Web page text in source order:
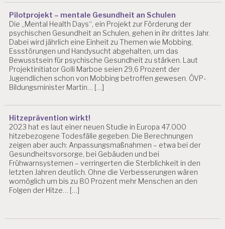
Pilotprojekt – mentale Gesundheit an Schulen
Die „Mental Health Days“, ein Projekt zur Förderung der
psychischen Gesundheit an Schulen, gehen in ihr drittes Jahr.
Dabei wird jährlich eine Einheit zu Themen wie Mobbing,
Essstörungen und Handysucht abgehalten, um das
Bewusstsein für psychische Gesundheit zu stärken. Laut
Projektinitiator Golli Marboe seien 29,6 Prozent der
Jugendlichen schon von Mobbing betroffen gewesen. ÖVP-
Bildungsminister Martin… […]
Hitzeprävention wirkt!
2023 hat es laut einer neuen Studie in Europa 47.000
hitzebezogene Todesfälle gegeben. Die Berechnungen
zeigen aber auch: Anpassungsmaßnahmen – etwa bei der
Gesundheitsvorsorge, bei Gebäuden und bei
Frühwarnsystemen – verringerten die Sterblichkeit in den
letzten Jahren deutlich. Ohne die Verbesserungen wären
womöglich um bis zu 80 Prozent mehr Menschen an den
Folgen der Hitze… […]